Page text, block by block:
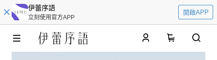
伊蕾序語
立刻使用官方APP
開啟APP